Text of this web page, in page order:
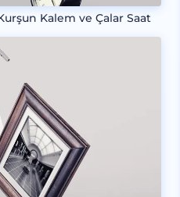
Kalem ve Çalar Saat